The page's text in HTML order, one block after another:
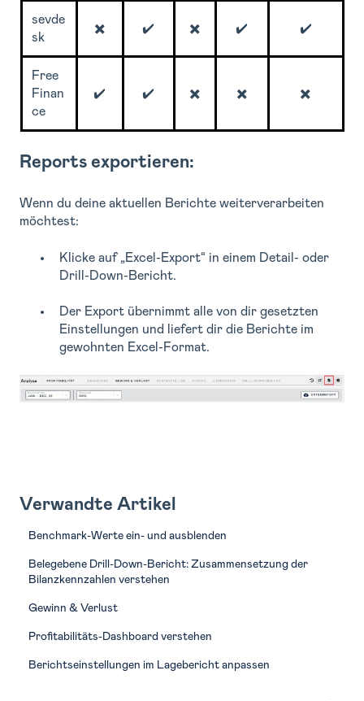
sevde
sk
✖️ ✔️ ✖️ ✔️ ✔️
Free
Finan
ce
✔️ ✔️ ✖️ ✖️ ✖️
Reports exportieren:
Wenn du deine aktuellen Berichte weiterverarbeiten
möchtest:
Klicke auf „Excel-Export“ in einem Detail- oder
Drill-Down-Bericht.
Der Export übernimmt alle von dir gesetzten
Einstellungen und liefert dir die Berichte im
gewohnten Excel-Format.
Verwandte Artikel
Benchmark-Werte ein- und ausblenden
Belegebene Drill-Down-Bericht: Zusammensetzung der
Bilanzkennzahlen verstehen
Gewinn & Verlust
Profitabilitäts-Dashboard verstehen
Berichtseinstellungen im Lagebericht anpassen